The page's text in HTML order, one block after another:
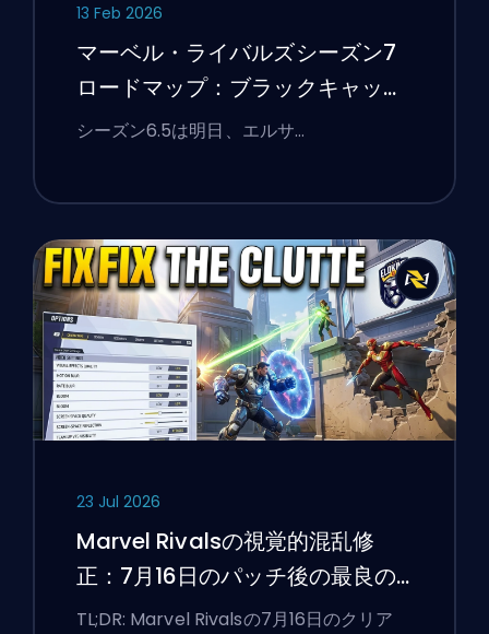
13 Feb 2026
マーベル・ライバルズシーズン7
ロードマップ：ブラックキャッ
ト、ホワイトフォックス、そして
シーズン6.5は明日、エルサ…
23 Jul 2026
Marvel Rivalsの視覚的混乱修
正：7月16日のパッチ後の最良の
競技設定
TL;DR: Marvel Rivalsの7月16日のクリア